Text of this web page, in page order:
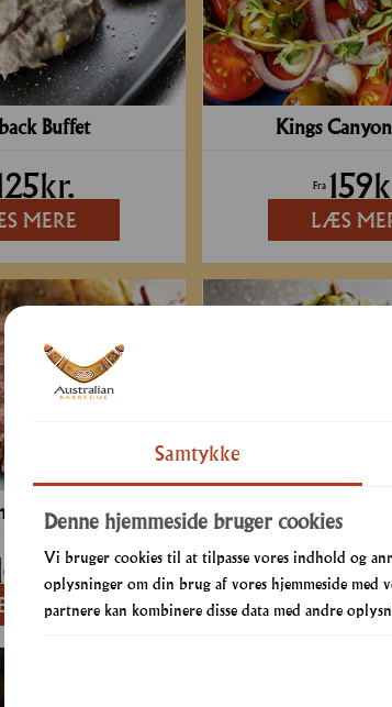
Buffet
kr.
MERE
Kings
Fra 159
LÆS
Buffet
Min. 10 pers.
kr.
MERE
BBQ
165
LÆS
Samtykke
Denne hjemmeside bruger cookies
Vi bruger cookies til at tilpasse vores indhold og
oplysninger om din brug af vores hjemmeside med
partnere kan kombinere disse data med andre